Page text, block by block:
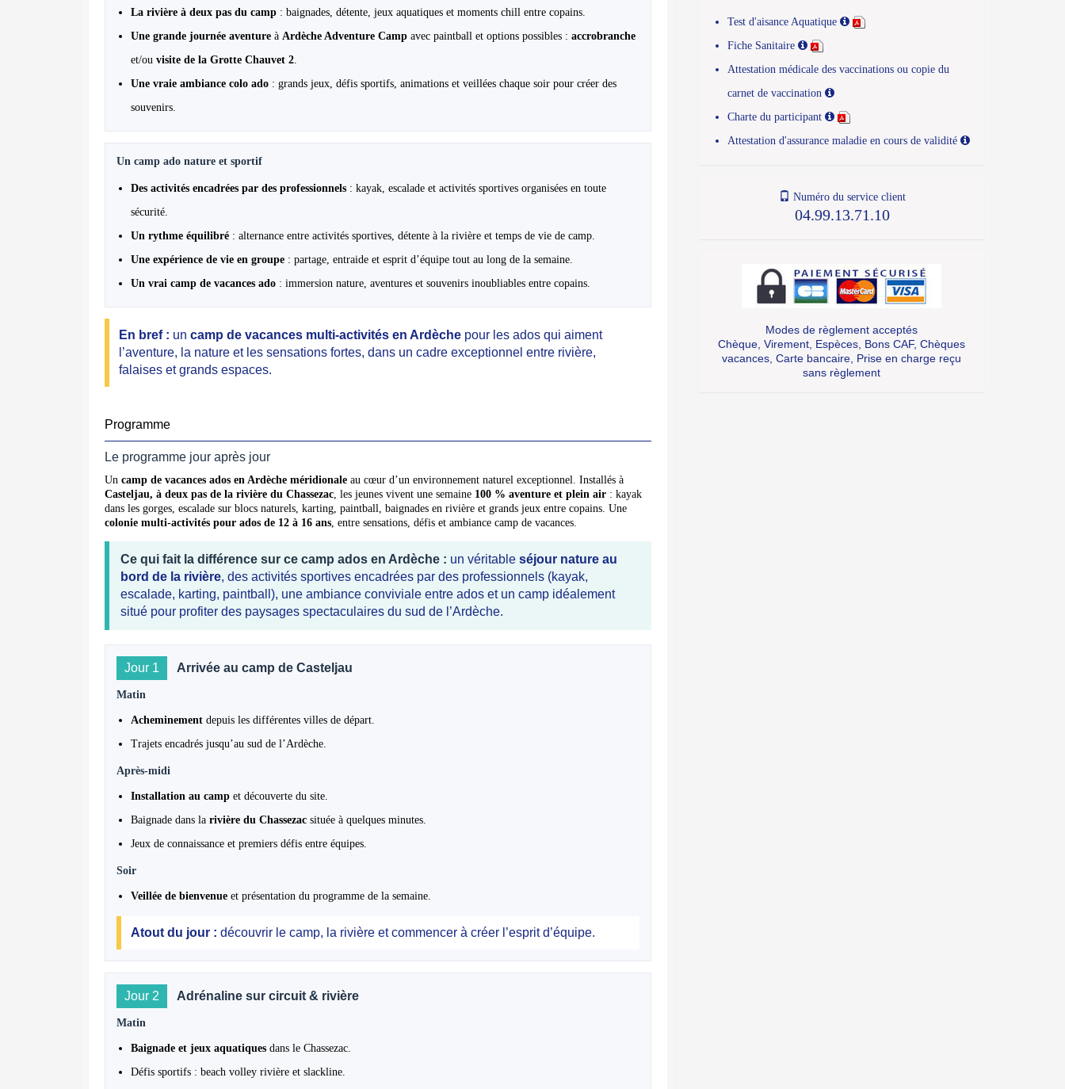
La rivière à deux pas du camp : baignades, détente, jeux aquatiques et moments chill entre copains.
Une grande journée aventure à Ardèche Adventure Camp avec paintball et options possibles : accrobranche
et/ou visite de la Grotte Chauvet 2
Une vraie ambiance colo ado : grands jeux, défis sportifs, animations et veillées chaque soir pour créer des
souvenirs.
Un camp ado nature et sportif
Des activités encadrées par des professionnels : kayak, escalade et activités sportives organisées en toute
sécurité.
Un rythme équilibré : alternance entre activités sportives, détente à la rivière et temps de vie de camp.
Une expérience de vie en groupe : partage, entraide et esprit d’équipe tout au long de la semaine.
Un vrai camp de vacances ado : immersion nature, aventures et souvenirs inoubliables entre copains.
En bref : un camp de vacances multi-activités en Ardèche pour les ados qui aiment
l’aventure, la nature et les sensations fortes, dans un cadre exceptionnel entre rivière,
falaises et grands espaces.
Programme
Le programme jour après jour
Un camp de vacances ados en Ardèche méridionale au cœur d’un environnement naturel exceptionnel. Installés à
Casteljau, à deux pas de la rivière du Chassezac , les jeunes vivent une semaine 100 % aventure et plein air : kayak
dans les gorges, escalade sur blocs naturels, karting, paintball, baignades en rivière et grands jeux entre copains. Une
colonie multi-activités pour ados de 12 à 16 ans , entre sensations, défis et ambiance camp de vacances.
Ce qui fait la différence sur ce camp ados en Ardèche : un véritable séjour nature au
bord de la rivière, des activités sportives encadrées par des professionnels (kayak,
escalade, karting, paintball), une ambiance conviviale entre ados et un camp idéalement
situé pour profiter des paysages spectaculaires du sud de l’Ardèche.
Jour 1 Arrivée au camp de Casteljau
Matin
Acheminement depuis les différentes villes de départ.
Trajets encadrés jusqu’au sud de l’Ardèche.
Après-midi
Installation au camp et découverte du site.
Baignade dans la rivière du Chassezac située à quelques minutes.
Jeux de connaissance et premiers défis entre équipes.
Soir
Veillée de bienvenue et présentation du programme de la semaine.
Atout du jour : découvrir le camp, la rivière et commencer à créer l’esprit d’équipe.
Jour 2 Adrénaline sur circuit & rivière
Matin
Baignade et jeux aquatiques dans le Chassezac.
Défis sportifs : beach volley rivière et slackline.
Test d'aisance Aquatique
Fiche Sanitaire
Attestation médicale des vaccinations ou copie du
carnet de vaccination
Charte du participant
Attestation d'assurance maladie en cours de validité
Numéro du service client
04.99.13.71.10
Modes de règlement acceptés
Chèque, Virement, Espèces, Bons CAF, Chèques
vacances, Carte bancaire, Prise en charge reçu
sans règlement